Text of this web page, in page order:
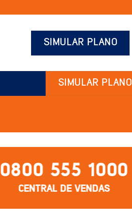
SIMULAR PLANO
SIMULAR PLANO
0800 555 1000
CENTRAL DE VENDAS